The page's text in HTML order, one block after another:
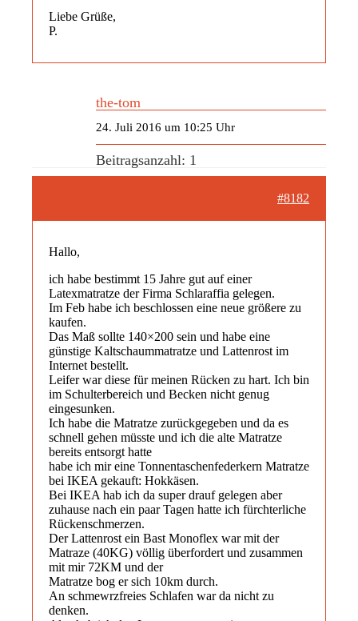
Liebe Grüße,
P.
the-tom
24. Juli 2016 um 10:25 Uhr
Beitragsanzahl: 1
#8182
Hallo,
ich habe bestimmt 15 Jahre gut auf einer
Latexmatratze der Firma Schlaraffia gelegen.
Im Feb habe ich beschlossen eine neue größere zu
kaufen.
Das Maß sollte 140×200 sein und habe eine
günstige Kaltschaummatratze und Lattenrost im
Internet bestellt.
Leifer war diese für meinen Rücken zu hart. Ich bin
im Schulterbereich und Becken nicht genug
eingesunken.
Ich habe die Matratze zurückgegeben und da es
schnell gehen müsste und ich die alte Matratze
bereits entsorgt hatte
habe ich mir eine Tonnentaschenfederkern Matratze
bei IKEA gekauft: Hokkäsen.
Bei IKEA hab ich da super drauf gelegen aber
zuhause nach ein paar Tagen hatte ich fürchterliche
Rückenschmerzen.
Der Lattenrost ein Bast Monoflex war mit der
Matraze (40KG) völlig überfordert und zusammen
mit mir 72KM und der
Matratze bog er sich 10km durch.
An schmewrzfreies Schlafen war da nicht zu
denken.